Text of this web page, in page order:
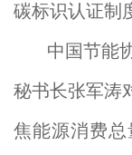
碳标识认证制
中国节能
秘书长张军涛
焦能源消费